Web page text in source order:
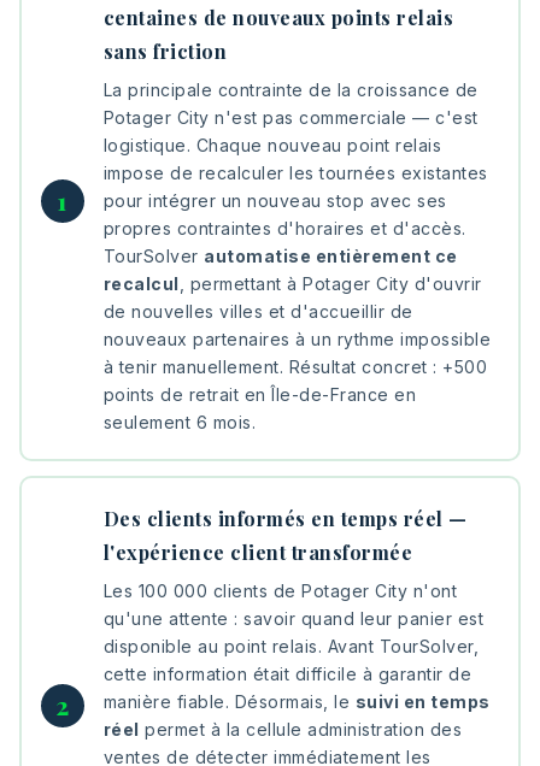
centaines de nouveaux points relais
sans friction
La principale contrainte de la croissance de
Potager City n'est pas commerciale — c'est
logistique. Chaque nouveau point relais
impose de recalculer les tournées existantes
pour intégrer un nouveau stop avec ses
propres contraintes d'horaires et d'accès.
TourSolver automatise entièrement ce
recalcul , permettant à Potager City d'ouvrir
de nouvelles villes et d'accueillir de
nouveaux partenaires à un rythme impossible
à tenir manuellement. Résultat concret : +500
points de retrait en Île-de-France en
seulement 6 mois.
Des clients informés en temps réel —
l'expérience client transformée
Les 100 000 clients de Potager City n'ont
qu'une attente : savoir quand leur panier est
disponible au point relais. Avant TourSolver,
cette information était difficile à garantir de
manière fiable. Désormais, le suivi en temps
réel permet à la cellule administration des
ventes de détecter immédiatement les